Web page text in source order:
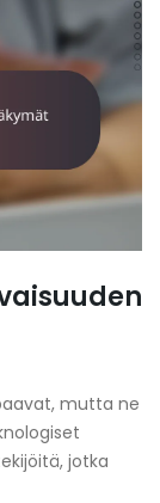
mutta ne
jotka